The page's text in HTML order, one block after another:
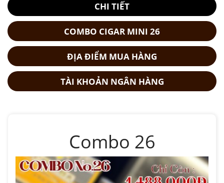
CHI TIẾT
COMBO CIGAR MINI 26
ĐỊA ĐIỂM MUA HÀNG
TÀI KHOẢN NGÂN HÀNG
Combo 26